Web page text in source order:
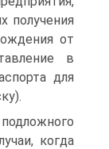
получения
от
в
для
когда